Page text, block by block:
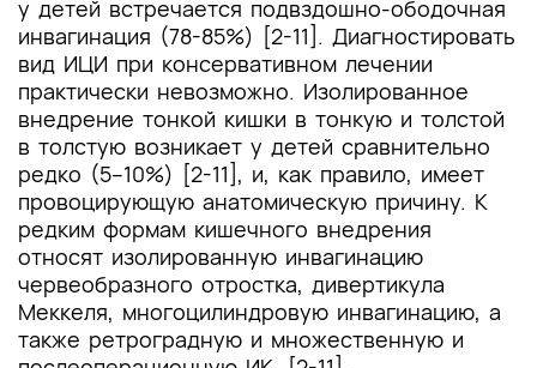
у детей встречается подвздошно-ободочная
инвагинация (78-85%) [2-11]. Диагностировать
вид ИЦИ при консервативном лечении
практически невозможно. Изолированное
внедрение тонкой кишки в тонкую и толстой
в толстую возникает у детей сравнительно
редко (5–10%) [2-11], и, как правило, имеет
провоцирующую анатомическую причину. К
редким формам кишечного внедрения
относят изолированную инвагинацию
червеобразного отростка, дивертикула
Меккеля, многоцилиндровую инвагинацию, а
также ретроградную и множественную и